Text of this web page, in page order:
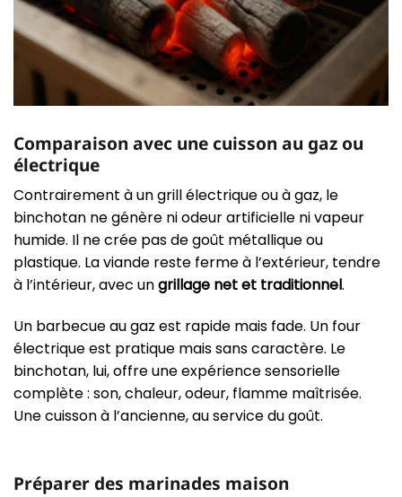
Comparaison avec une cuisson au gaz ou
électrique
Contrairement à un grill électrique ou à gaz, le
binchotan ne génère ni odeur artificielle ni vapeur
humide. Il ne crée pas de goût métallique ou
plastique. La viande reste ferme à l’extérieur, tendre
à l’intérieur, avec ungrillage net et traditionnel.
Un barbecue au gaz est rapide mais fade. Un four
électrique est pratique mais sans caractère. Le
binchotan, lui, offre une expérience sensorielle
complète : son, chaleur, odeur, flamme maîtrisée.
Une cuisson à l’ancienne, au service du goût.
Préparer des marinades maison